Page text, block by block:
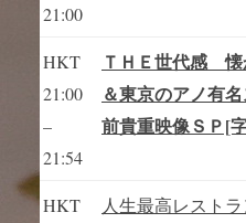
21:00
HKT
21:00
–
21:54
ＴＨＥ世代感 懐
＆東京のアノ有
前貴重映像ＳＰ[
HKT
人生最高レストラ